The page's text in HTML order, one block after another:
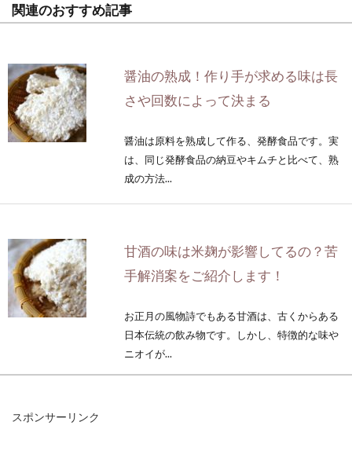
関連のおすすめ記事
醤油の熟成！作り手が求める味は長
さや回数によって決まる
醤油は原料を熟成して作る、発酵食品です。実
は、同じ発酵食品の納豆やキムチと比べて、熟
成の方法...
甘酒の味は米麹が影響してるの？苦
手解消案をご紹介します！
お正月の風物詩でもある甘酒は、古くからある
日本伝統の飲み物です。しかし、特徴的な味や
ニオイが...
スポンサーリンク